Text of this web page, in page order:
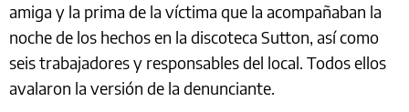
amiga y la prima de la víctima que la acompañaban la
noche de los hechos en la discoteca Sutton, así como
seis trabajadores y responsables del local. Todos ellos
avalaron la versión de la denunciante.